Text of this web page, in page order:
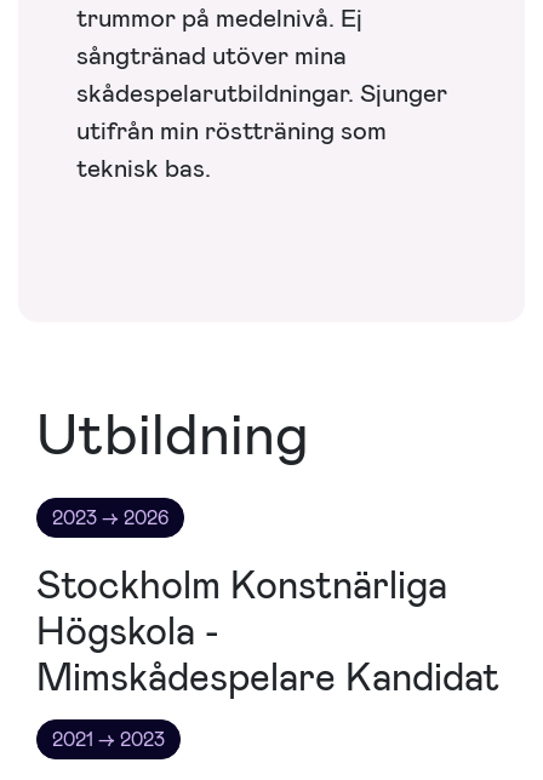
trummor på medelnivå. Ej
sångtränad utöver mina
skådespelarutbildningar. Sjunger
utifrån min röstträning som
teknisk bas.
Utbildning
2023 → 2026
Stockholm Konstnärliga
Högskola -
Mimskådespelare Kandidat
2021 → 2023